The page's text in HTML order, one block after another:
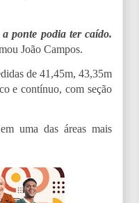
ponte podia ter caído.
João Campos.
de 41,45m, 43,35m
e contínuo, com seção
uma das áreas mais